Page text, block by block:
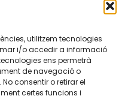
utilitzem tecnologies
i/o accedir a informació
ens permetrà
de navegació o
consentir o retirar el
certes funcions i